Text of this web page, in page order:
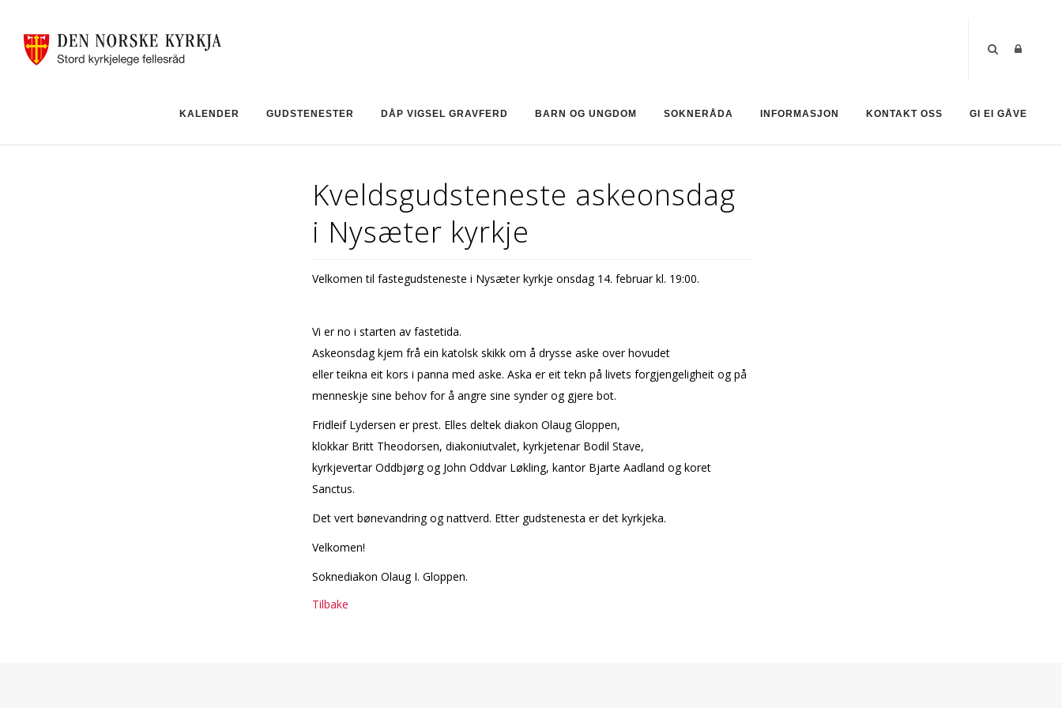
KALENDER GUDSTENESTER DÅP VIGSEL GRAVFERD BARN OG UNGDOM SOKNERÅDA INFORMASJON KONTAKT OSS GI EI GÅVE
Kveldsgudsteneste askeonsdag
i Nysæter kyrkje
Velkomen til fastegudsteneste i Nysæter kyrkje onsdag 14. februar kl. 19:00.
Vi er no i starten av fastetida.
Askeonsdag kjem frå ein katolsk skikk om å drysse aske over hovudet
eller teikna eit kors i panna med aske. Aska er eit tekn på livets forgjengeligheit og på
menneskje sine behov for å angre sine synder og gjere bot.
Fridleif Lydersen er prest. Elles deltek diakon Olaug Gloppen,
klokkar Britt Theodorsen, diakoniutvalet, kyrkjetenar Bodil Stave,
kyrkjevertar Oddbjørg og John Oddvar Løkling, kantor Bjarte Aadland og koret
Sanctus.
Det vert bønevandring og nattverd. Etter gudstenesta er det kyrkjekaffi.
Velkomen!
Soknediakon Olaug I. Gloppen.
Tilbake